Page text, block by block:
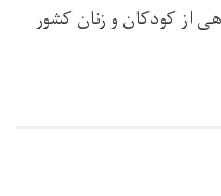
از کودکان و زنان کشور